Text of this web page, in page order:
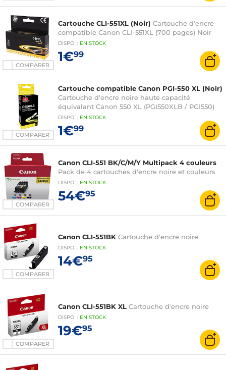
COMPARER
Cartouche CLI-551XL (Noir) Cartouche d'encre
compatible Canon CLI-551XL (700 pages) Noir
DISPO : EN STOCK
1€99
COMPARER
Cartouche compatible Canon PGI-550 XL (Noir)
Cartouche d'encre noire haute capacité
équivalant Canon 550 XL (PGI550XLB / PGI550)
DISPO : EN STOCK
1€99
COMPARER
Canon CLI-551 BK/C/M/Y Multipack 4 couleurs
Pack de 4 cartouches d'encre noire et couleurs
DISPO : EN STOCK
54€95
COMPARER
Canon CLI-551BK Cartouche d'encre noire
DISPO : EN STOCK
14€95
COMPARER
Canon CLI-551BK XL Cartouche d'encre noire
DISPO : EN STOCK
19€95